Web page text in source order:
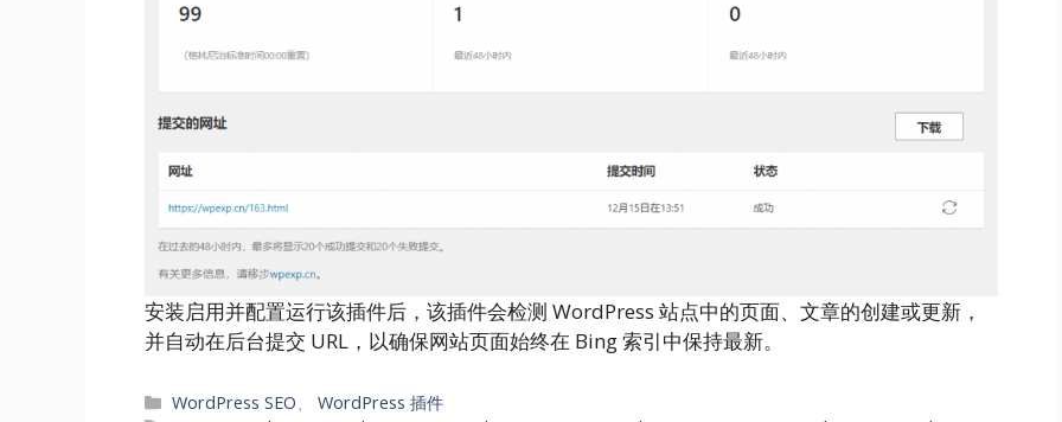
安装启用并配置运行该插件后，该插件会检测 WordPress 站点中的页面、文章的创建或更新，
并自动在后台提交 URL，以确保网站页面始终在 Bing 索引中保持最新。
分
WordPress SEO、WordPress 插件